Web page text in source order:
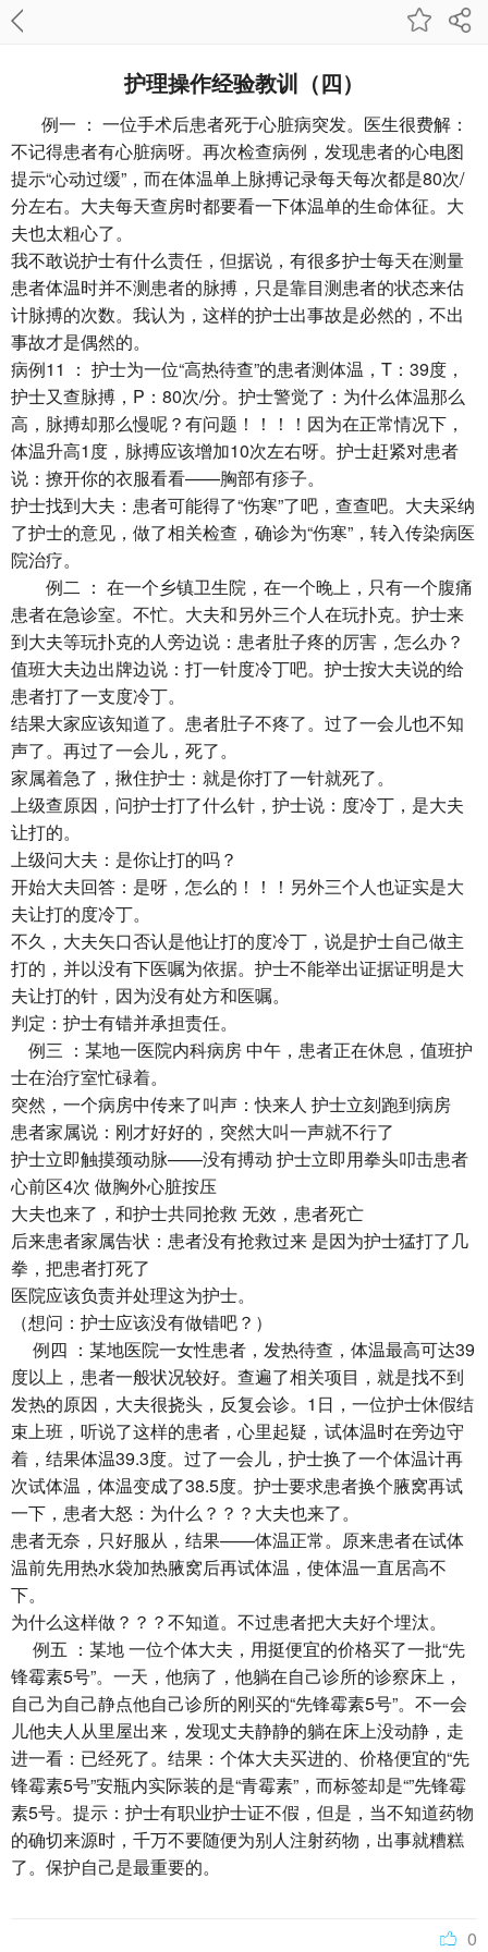
护理操作经验教训（四）
例一 ： 一位手术后患者死于心脏病突发。医生很费解：
不记得患者有心脏病呀。再次检查病例，发现患者的心电图
提示“心动过缓”，而在体温单上脉搏记录每天每次都是80次/
分左右。大夫每天查房时都要看一下体温单的生命体征。大
夫也太粗心了。
我不敢说护士有什么责任，但据说，有很多护士每天在测量
患者体温时并不测患者的脉搏，只是靠目测患者的状态来估
计脉搏的次数。我认为，这样的护士出事故是必然的，不出
事故才是偶然的。
病例11 ： 护士为一位“高热待查”的患者测体温，T：39度，
护士又查脉搏，P：80次/分。护士警觉了：为什么体温那么
高，脉搏却那么慢呢？有问题！！！！因为在正常情况下，
体温升高1度，脉搏应该增加10次左右呀。护士赶紧对患者
说：撩开你的衣服看看——胸部有疹子。
护士找到大夫：患者可能得了“伤寒”了吧，查查吧。大夫采纳
了护士的意见，做了相关检查，确诊为“伤寒”，转入传染病医
院治疗。
例二 ： 在一个乡镇卫生院，在一个晚上，只有一个腹痛
患者在急诊室。不忙。大夫和另外三个人在玩扑克。护士来
到大夫等玩扑克的人旁边说：患者肚子疼的厉害，怎么办？
值班大夫边出牌边说：打一针度冷丁吧。护士按大夫说的给
患者打了一支度冷丁。
结果大家应该知道了。患者肚子不疼了。过了一会儿也不知
声了。再过了一会儿，死了。
家属着急了，揪住护士：就是你打了一针就死了。
上级查原因，问护士打了什么针，护士说：度冷丁，是大夫
让打的。
上级问大夫：是你让打的吗？
开始大夫回答：是呀，怎么的！！！另外三个人也证实是大
夫让打的度冷丁。
不久，大夫矢口否认是他让打的度冷丁，说是护士自己做主
打的，并以没有下医嘱为依据。护士不能举出证据证明是大
夫让打的针，因为没有处方和医嘱。
判定：护士有错并承担责任。
例三 ：某地一医院内科病房 中午，患者正在休息，值班护
士在治疗室忙碌着。
突然，一个病房中传来了叫声：快来人 护士立刻跑到病房
患者家属说：刚才好好的，突然大叫一声就不行了
护士立即触摸颈动脉——没有搏动 护士立即用拳头叩击患者
心前区4次 做胸外心脏按压
大夫也来了，和护士共同抢救 无效，患者死亡
后来患者家属告状：患者没有抢救过来 是因为护士猛打了几
拳，把患者打死了
医院应该负责并处理这为护士。
（想问：护士应该没有做错吧？）
例四 ：某地医院一女性患者，发热待查，体温最高可达39
度以上，患者一般状况较好。查遍了相关项目，就是找不到
发热的原因，大夫很挠头，反复会诊。1日，一位护士休假结
束上班，听说了这样的患者，心里起疑，试体温时在旁边守
着，结果体温39.3度。过了一会儿，护士换了一个体温计再
次试体温，体温变成了38.5度。护士要求患者换个腋窝再试
一下，患者大怒：为什么？？？大夫也来了。
患者无奈，只好服从，结果——体温正常。原来患者在试体
温前先用热水袋加热腋窝后再试体温，使体温一直居高不
下。
为什么这样做？？？不知道。不过患者把大夫好个埋汰。
例五 ：某地 一位个体大夫，用挺便宜的价格买了一批“先
锋霉素5号”。一天，他病了，他躺在自己诊所的诊察床上，
自己为自己静点他自己诊所的刚买的“先锋霉素5号”。不一会
儿他夫人从里屋出来，发现丈夫静静的躺在床上没动静，走
进一看：已经死了。结果：个体大夫买进的、价格便宜的“先
锋霉素5号”安瓶内实际装的是“青霉素”，而标签却是“”先锋霉
素5号。提示：护士有职业护士证不假，但是，当不知道药物
的确切来源时，千万不要随便为别人注射药物，出事就糟糕
了。保护自己是最重要的。
0